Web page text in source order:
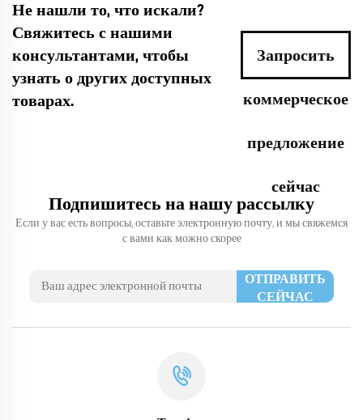
Не нашли то, что искали?
Свяжитесь с нашими
консультантами, чтобы
узнать о других доступных
товарах.
Запросить
коммерческое
предложение
сейчас
Подпишитесь на нашу рассылку
Если у вас есть вопросы, оставьте электронную почту, и мы свяжемся
с вами как можно скорее
ОТПРАВИТЬ
СЕЙЧАС